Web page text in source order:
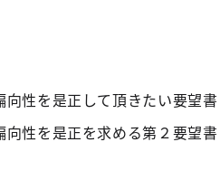
向性を是正して頂きたい要望書
向性を是正を求める第２要望書